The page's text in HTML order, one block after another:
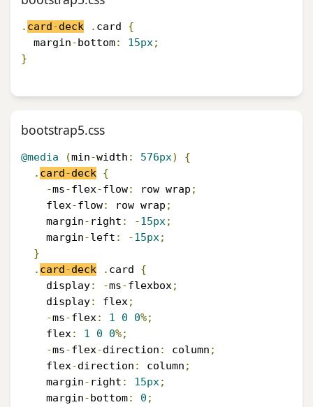
. card-deck . card {
  margin
-bottom: 15px;
}
bootstrap5.css
@media (min-width : 576px)
{
. card-deck {
-ms-flex-flow: row wrap ;
    flex
-flow: row wrap ;
    margin
- right : -15px;
    margin
-left : -15px;
}
. card-deck . card {
    display
: -ms-flexbox;
    display
: flex;
-ms-flex: 1 0 0%;
    flex
: 1 0 0%;
-ms-flex-direction : column ;
    flex
-direction : column ;
    margin
- right : 15px;
    margin
-bottom: 0 ;